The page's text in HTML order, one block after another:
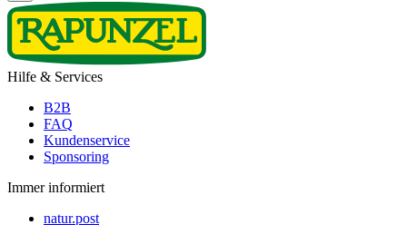
Hilfe & Services
B2B
FAQ
Kundenservice
Sponsoring
Immer informiert
natur.post